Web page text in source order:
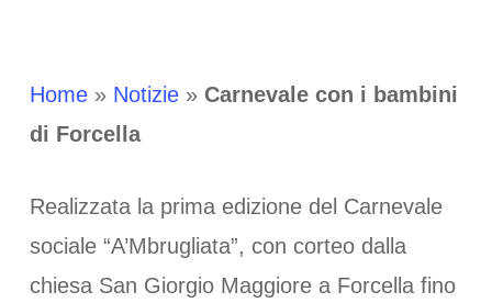
Home» Notizie» Carnevale con i bambini
di Forcella
Realizzata la prima edizione del Carnevale
sociale “A’Mbrugliata”, con corteo dalla
chiesa San Giorgio Maggiore a Forcella fino